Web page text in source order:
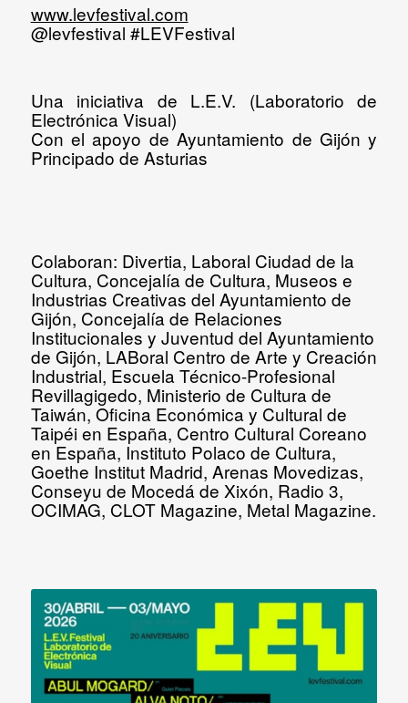
www.levfestival.com
@levfestival #LEVFestival
Una iniciativa de L.E.V. (Laboratorio de
Electrónica Visual)
Con el apoyo deAyuntamiento de Gijón y
Principado de Asturias
Colaboran: Divertia, Laboral Ciudad de la
Cultura, Concejalía de Cultura, Museos e
Industrias Creativas del Ayuntamiento de
Gijón, Concejalía de Relaciones
Institucionales y Juventud del Ayuntamiento
de Gijón, LABoral Centro de Arte y Creación
Industrial, Escuela Técnico-Profesional
Revillagigedo, Ministerio de Cultura de
Taiwán, Oficina Económica y Cultural de
Taipéi en España, Centro Cultural Coreano
en España, Instituto Polaco de Cultura,
Goethe Institut Madrid, Arenas Movedizas,
Conseyu de Mocedá de Xixón, Radio 3,
OCIMAG, CLOT Magazine, Metal Magazine.